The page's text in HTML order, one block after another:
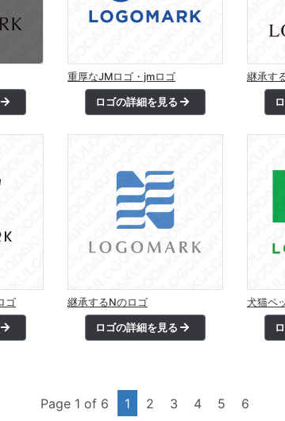
重厚なJMロゴ・jmロゴ
ロゴの詳細を見る
継承す
ゴ 継承するNのロゴ
ロゴの詳細を見る
犬猫ペ
Page 1 of 6 1 2 3 4 5 6